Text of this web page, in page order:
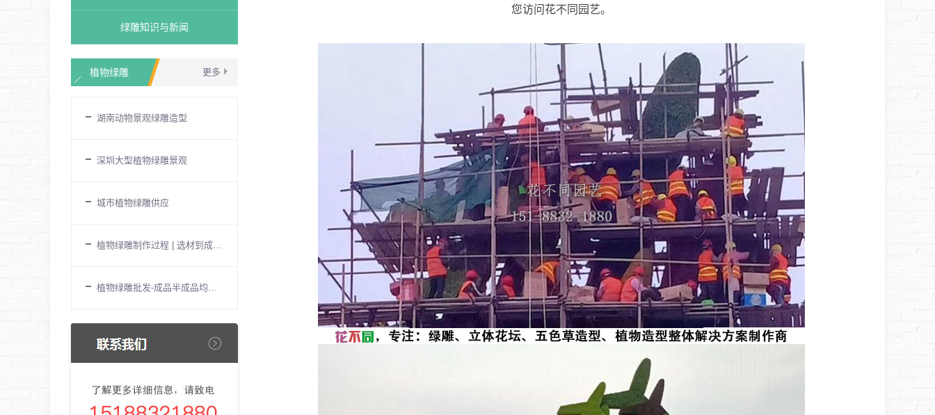
绿雕知识与新闻
更多
植物绿雕
湖南动物景观绿雕造型
深圳大型植物绿雕景观
城市植物绿雕供应
植物绿雕制作过程 | 选材到成品的7个
植物绿雕批发-成品半成品均有货
您访问花不同园艺。